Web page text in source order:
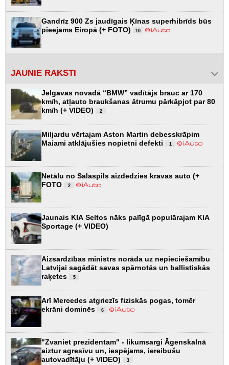
Gandrīz 900 Zs jaudīgais Ķīnas superhibrīds būs
pieejams Eiropā (+ FOTO)
10
JAUNIE RAKSTI
Jelgavas novadā “BMW” vadītājs brauc ar 170
km/h, atļauto braukšanas ātrumu pārkāpjot par 80
km/h (+ VIDEO)
2
Miljardu vērtajam Aston Martin debesskrāpim
Maiami atklājušies nopietni defekti
1
Netālu no Salaspils aizdedzies kravas auto (+
FOTO
2
Jaunais KIA Seltos nāks palīgā populārajam KIA
Sportage (+ VIDEO)
Aizsardzības ministrs norāda uz nepieciešamību
Latvijai sagādāt savas spārnotās un ballistiskās
raķetes
5
Arī Mercedes atgriezīs fiziskās pogas, tomēr
ekrāni dominēs
6
"Zvaniet prezidentam" - likumsargi Āgenskalnā
aiztur agresīvu un, iespējams, iereibušu
autovadītāju (+ VIDEO)
3